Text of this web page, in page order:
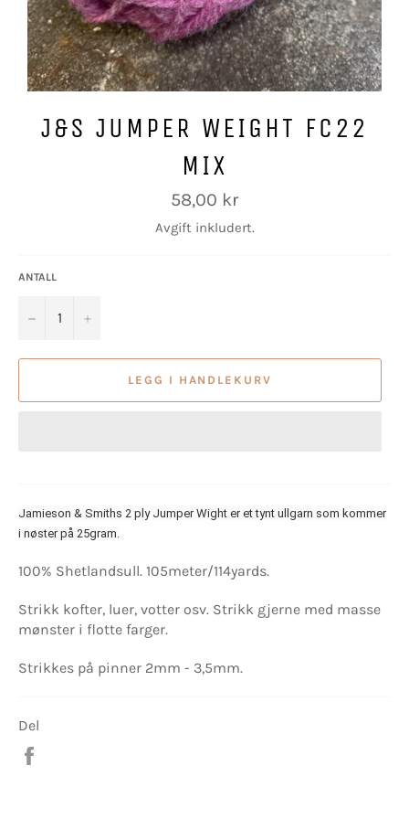
J&S JUMPER WEIGHT FC22
MIX
Vanlig
pris
58,00 kr
Avgift inkludert.
ANTALL
− +
LEGG I HANDLEKURV
Jamieson & Smiths 2 ply Jumper Wight er et tynt ullgarn som kommer
i nøster på 25gram.
100% Shetlandsull. 105meter/114yards.
Strikk kofter, luer, votter osv. Strikk gjerne med masse
mønster i flotte farger.
Strikkes på pinner 2mm - 3,5mm.
Del